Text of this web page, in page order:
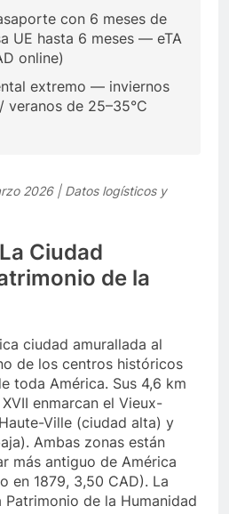
con 6 meses de
UE hasta 6 meses — eTA
online)
extremo — inviernos
veranos de 25–35°C
2026 | Datos logísticos y
Ciudad
de la
ciudad amurallada al
de los centros históricos
toda América. Sus 4,6 km
enmarcan el Vieux-
Ville (ciudad alta) y
Ambas zonas están
más antiguo de América
en 1879, 3,50 CAD). La
de la Humanidad